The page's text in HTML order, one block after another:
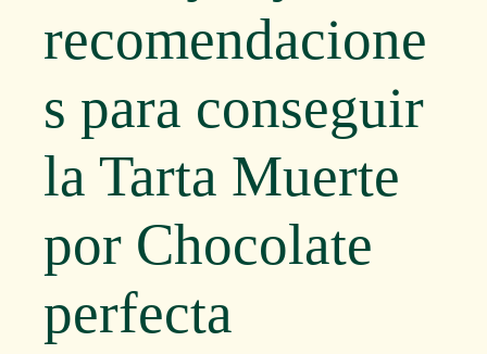
recomendacione
s para conseguir
la Tarta Muerte
por Chocolate
perfecta